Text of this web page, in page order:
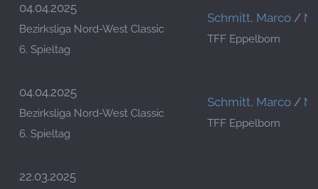
04.04.2025
Bezirksliga Nord-West Classic
6. Spieltag
Schmitt, Marco /
TFF Eppelborn
04.04.2025
Bezirksliga Nord-West Classic
6. Spieltag
Schmitt, Marco /
TFF Eppelborn
22.03.2025